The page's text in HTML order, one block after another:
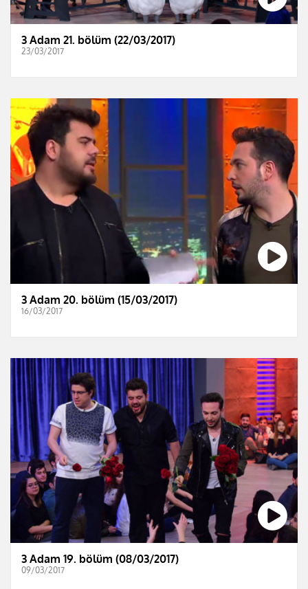
3 Adam 21. bölüm (22/03/2017)
23/03/2017
3 Adam 20. bölüm (15/03/2017)
16/03/2017
3 Adam 19. bölüm (08/03/2017)
09/03/2017